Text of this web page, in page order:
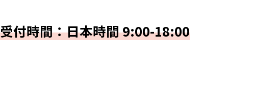
受付時間：日本時間 9:00-18:00